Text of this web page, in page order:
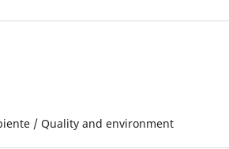
/ Quality and environment